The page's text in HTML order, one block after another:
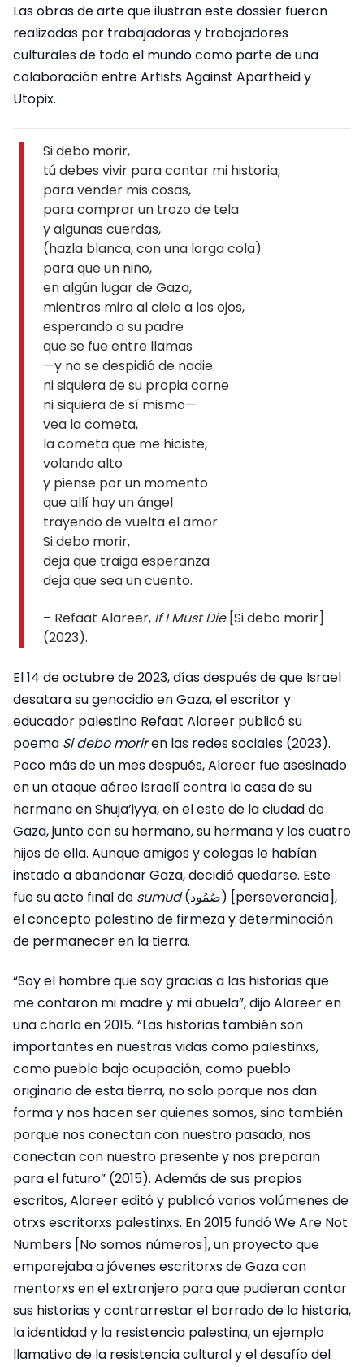
Las obras de arte que ilustran este dossier fueron
realizadas por trabajadoras y trabajadores
culturales de todo el mundo como parte de una
colaboración entre Artists Against Apartheid y
Utopix.
Si debo morir,
tú debes vivir para contar mi historia,
para vender mis cosas,
para comprar un trozo de tela
y algunas cuerdas,
(hazla blanca, con una larga cola)
para que un niño,
en algún lugar de Gaza,
mientras mira al cielo a los ojos,
esperando a su padre
que se fue entre llamas
—y no se despidió de nadie
ni siquiera de su propia carne
ni siquiera de sí mismo—
vea la cometa,
la cometa que me hiciste,
volando alto
y piense por un momento
que allí hay un ángel
trayendo de vuelta el amor
Si debo morir,
deja que traiga esperanza
deja que sea un cuento.
– Refaat Alareer, If I Must Die[Si debo morir]
(2023).
El 14 de octubre de 2023, días después de que Israel
desatara su genocidio en Gaza, el escritor y
educador palestino Refaat Alareer publicó su
poema Si debo moriren las redes sociales (2023).
Poco más de un mes después, Alareer fue asesinado
en un ataque aéreo israelí contra la casa de su
hermana en Shuja’iyya, en el este de la ciudad de
Gaza, junto con su hermano, su hermana y los cuatro
hijos de ella. Aunque amigos y colegas le habían
instado a abandonar Gaza, decidió quedarse. Este
fue su acto final de sumud(صُمُود) [perseverancia],
el concepto palestino de firmeza y determinación
de permanecer en la tierra.
“Soy el hombre que soy gracias a las historias que
me contaron mi madre y mi abuela”, dijo Alareer en
una charla en 2015. “Las historias también son
importantes en nuestras vidas como palestinxs,
como pueblo bajo ocupación, como pueblo
originario de esta tierra, no solo porque nos dan
forma y nos hacen ser quienes somos, sino también
porque nos conectan con nuestro pasado, nos
conectan con nuestro presente y nos preparan
para el futuro” (2015). Además de sus propios
escritos, Alareer editó y publicó varios volúmenes de
otrxs escritorxs palestinxs. En 2015 fundó We Are Not
Numbers [No somos números], un proyecto que
emparejaba a jóvenes escritorxs de Gaza con
mentorxs en el extranjero para que pudieran contar
sus historias y contrarrestar el borrado de la historia,
la identidad y la resistencia palestina, un ejemplo
llamativo de la resistencia cultural y el desafío del